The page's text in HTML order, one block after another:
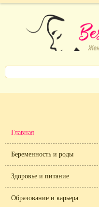
Главная
Беременность и роды
Здоровье и питание
Образование и карьера